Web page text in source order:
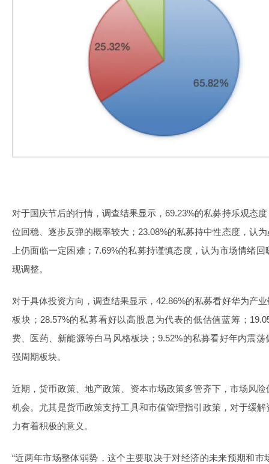
对于国庆节后的行情，调查结果显示，69.23%的私募持乐观态
位回稳、逐步反弹的概率较大；23.08%的私募持中性态度，认
上仍面临一定困难；7.69%的私募持谨慎态度，认为市场情绪
现调整。
对于具体投资方向，调查结果显示，42.86%的私募看好华为产
板块；28.57%的私募看好以高股息为代表的低估值蓝筹；
费、医药、新能源等白马风格板块；9.52%的私募看好年内震
强周期板块。
近期，货币政策、地产政策、资本市场政策多管齐下，市场风
机会。尤其是货币政策支持工具和市值管理指引政策，对于缓
力有着积极的意义。
“近两年市场整体弱势，这个主要取决于对经济的未来预期和